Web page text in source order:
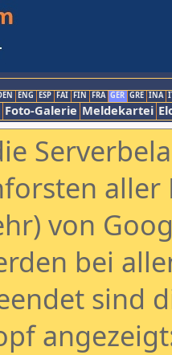
ENG ESP FAI FIN FRA GER GRE INA
Foto-Galerie Meldekartei
aller
von
bei
sind